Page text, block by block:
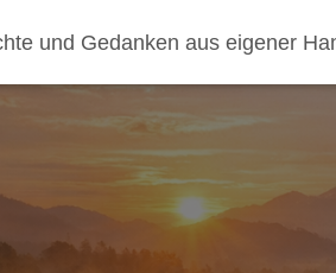
und Gedanken aus eigener